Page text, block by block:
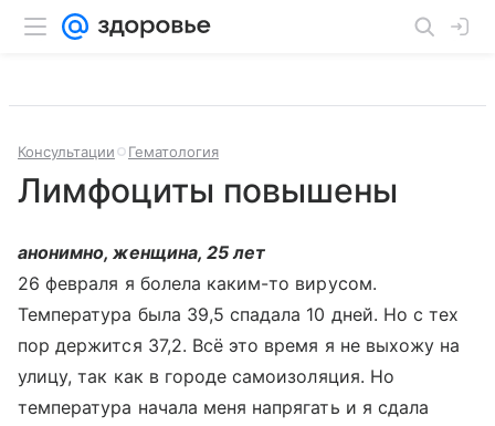
Консультации Гематология
Лимфоциты повышены
анонимно, женщина, 25 лет
26 февраля я болела каким-то вирусом.
Температура была 39,5 спадала 10 дней. Но с тех
пор держится 37,2. Всё это время я не выхожу на
улицу, так как в городе самоизоляция. Но
температура начала меня напрягать и я сдала